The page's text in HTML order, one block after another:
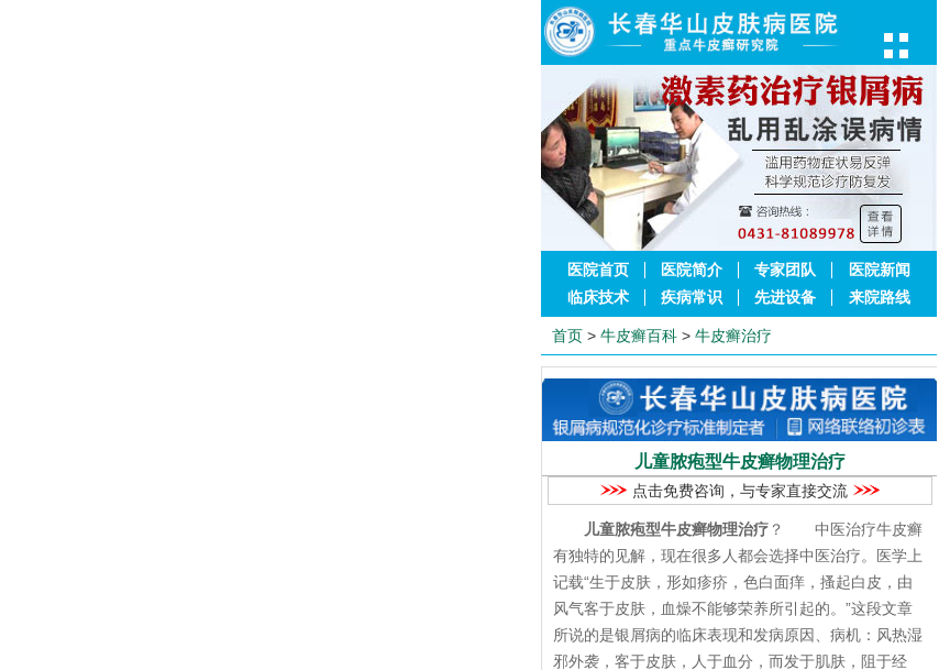
医院首页 医院简介 专家团队
医院新闻
临床技术
疾病常识 先进设备 来院路线
首页 > 牛皮癣百科 > 牛皮癣治疗
儿童脓疱型牛皮癣物理治疗
点击免费咨询，与专家直接交流
儿童脓疱型牛皮癣物理治疗 ？ 中医治疗牛皮癣
有独特的见解，现在很多人都会选择中医治疗。医学上
记载“生于皮肤，形如疹疥，色白面痒，搔起白皮，由
风气客于皮肤，血燥不能够荣养所引起的。”这段文章
所说的是银屑病的临床表现和发病原因、病机：风热湿
邪外袭，客于皮肤，人于血分，而发于肌肤，阻于经